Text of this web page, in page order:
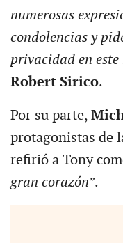
numerosas
condolencias y
privacidad en este
Robert Sirico.
Por su parte,
protagonistas de
refirió a Tony
gran corazón”.